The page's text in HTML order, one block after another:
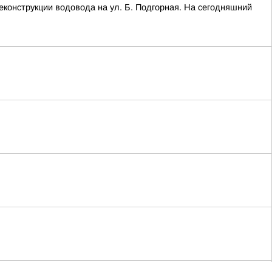
водовода на ул. Б. Подгорная. На сегодняшний